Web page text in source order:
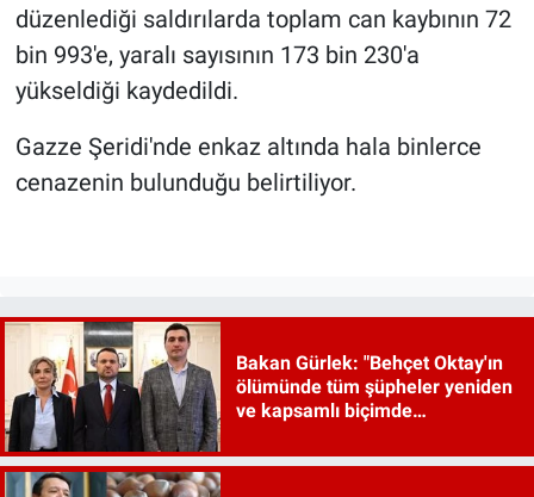
düzenlediği saldırılarda toplam can kaybının 72
bin 993'e, yaralı sayısının 173 bin 230'a
yükseldiği kaydedildi.
Gazze Şeridi'nde enkaz altında hala binlerce
cenazenin bulunduğu belirtiliyor.
Bakan Gürlek: "Behçet Oktay'ın
ölümünde tüm şüpheler yeniden
ve kapsamlı biçimde